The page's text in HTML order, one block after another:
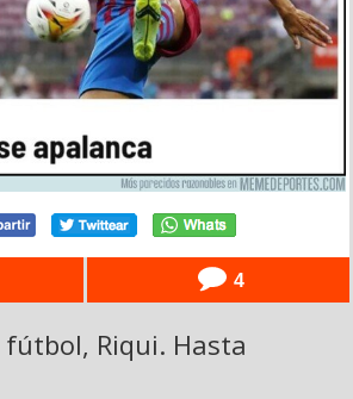
4
Riqui. Hasta